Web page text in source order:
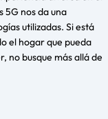
5G nos da una
utilizadas. Si está
el hogar que pueda
no busque más allá de